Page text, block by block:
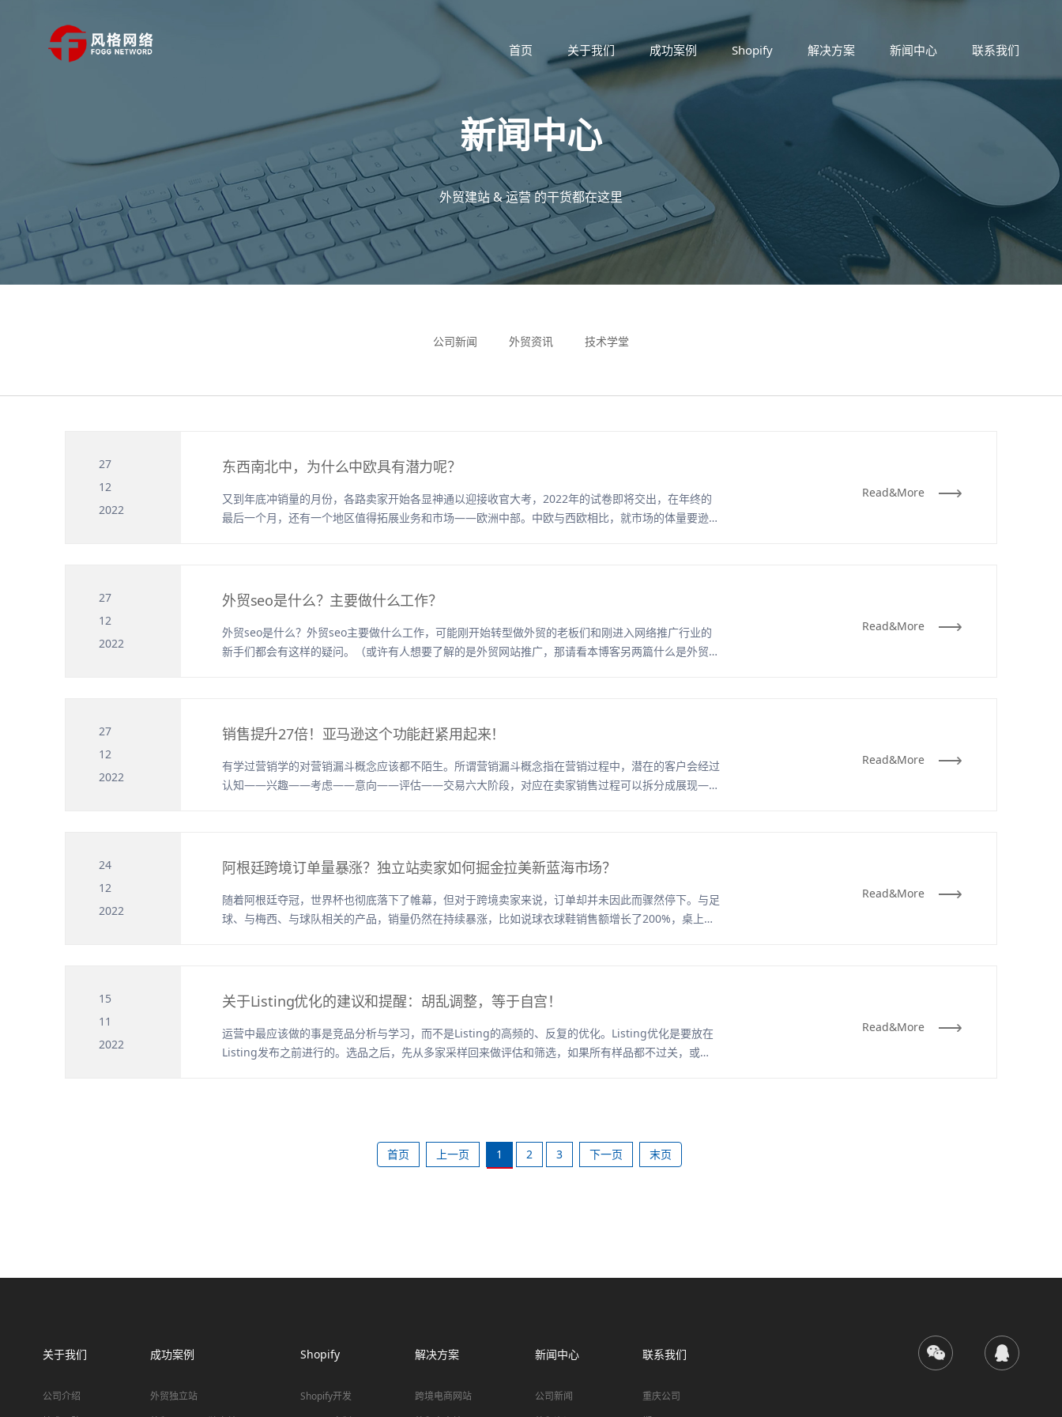
首页 关于我们 成功案例 Shopify 解决方案 新闻中心 联系我们
新闻中心
外贸建站 & 运营 的干货都在这里
公司新闻 外贸资讯 技术学堂
27
12
2022
东西南北中，为什么中欧具有潜力呢？
又到年底冲销量的月份，各路卖家开始各显神通以迎接收官大考，2022年的试卷即将交出，在年终的
最后一个月，还有一个地区值得拓展业务和市场——欧洲中部。中欧与西欧相比，就市场的体量要逊色
Read&More
27
12
2022
外贸seo是什么？主要做什么工作？
外贸seo是什么？外贸seo主要做什么工作，可能刚开始转型做外贸的老板们和刚进入网络推广行业的
新手们都会有这样的疑问。（或许有人想要了解的是外贸网站推广，那请看本博客另两篇什么是外贸网
Read&More
27
12
2022
销售提升27倍！亚马逊这个功能赶紧用起来！
有学过营销学的对营销漏斗概念应该都不陌生。所谓营销漏斗概念指在营销过程中，潜在的客户会经过
认知——兴趣——考虑——意向——评估——交易六大阶段，对应在卖家销售过程可以拆分成展现——
Read&More
24
12
2022
阿根廷跨境订单量暴涨？独立站卖家如何掘金拉美新蓝海市场？
随着阿根廷夺冠，世界杯也彻底落下了帷幕，但对于跨境卖家来说，订单却并未因此而骤然停下。与足
球、与梅西、与球队相关的产品，销量仍然在持续暴涨，比如说球衣球鞋销售额增长了200%，桌上足
Read&More
15
11
2022
关于Listing优化的建议和提醒：胡乱调整，等于自宫！
运营中最应该做的事是竞品分析与学习，而不是Listing的高频的、反复的优化。Listing优化是要放在
Listing发布之前进行的。选品之后，先从多家采样回来做评估和筛选，如果所有样品都不过关，或
Read&More
首页 上一页 1 2 3 下一页 末页
关于我们
公司介绍
成功案例
外贸独立站
Shopify
Shopify开发
解决方案
跨境电商网站
新闻中心
公司新闻
联系我们
重庆公司